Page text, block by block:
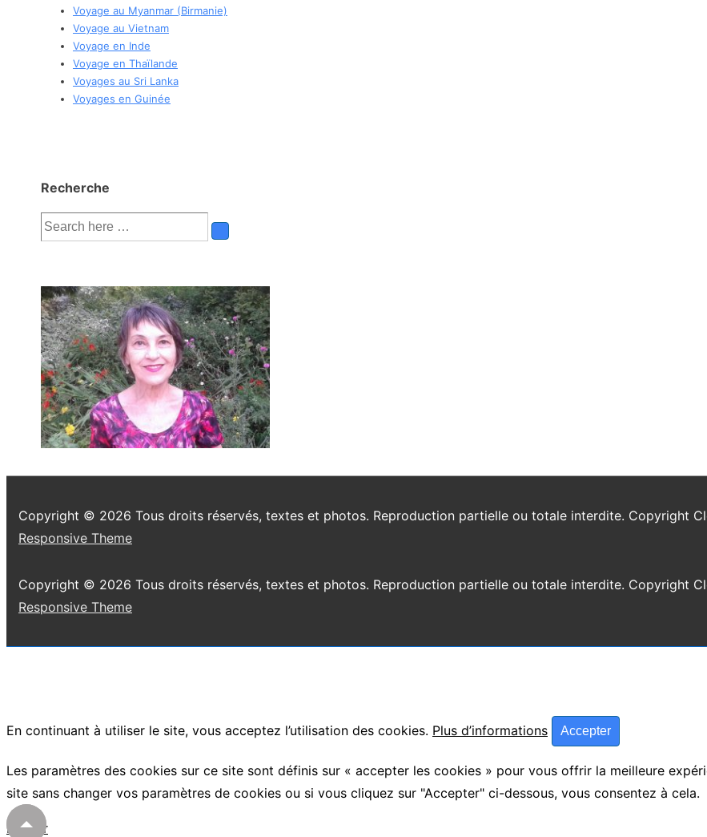
Voyage au Myanmar (Birmanie)
Voyage au Vietnam
Voyage en Inde
Voyage en Thaïlande
Voyages au Sri Lanka
Voyages en Guinée
Recherche
Recherche
pour:
Copyright © 2026 Tous droits réservés, textes et photos. Reproduction partielle ou totale interdite. Copyright
Responsive Theme
Copyright © 2026 Tous droits réservés, textes et photos. Reproduction partielle ou totale interdite. Copyright
Responsive Theme
En continuant à utiliser le site, vous acceptez l’utilisation des cookies. Plus d’informations Accepter
Les paramètres des cookies sur ce site sont définis sur « accepter les cookies » pour vous offrir la meilleure
site sans changer vos paramètres de cookies ou si vous cliquez sur "Accepter" ci-dessous, vous consentez à cela.
Fermer